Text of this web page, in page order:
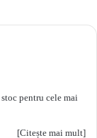
pentru cele mai
[Citește mai mult]